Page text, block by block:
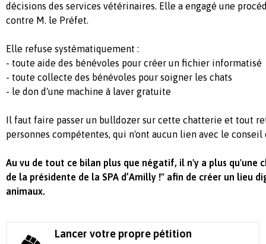
décisions des services vétérinaires. Elle a engagé une
contre M. le Préfet.
Elle refuse systématiquement :
- toute aide des bénévoles pour créer un fichier informatisé
- toute collecte des bénévoles pour soigner les chats
- le don d'une machine à laver gratuite
Il faut faire passer un bulldozer sur cette chatterie et tout
personnes compétentes, qui n'ont aucun lien avec le
Au vu de tout ce bilan plus que négatif, il n'y a plus qu'une
de la présidente de la SPA d’Amilly !" afin de créer un lieu
animaux.
Lancer votre propre pétition